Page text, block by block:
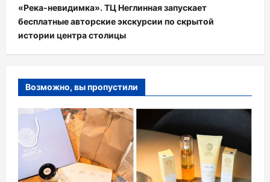
«Река-невидимка». ТЦ Неглинная запускает
бесплатные авторские экскурсии по скрытой
истории центра столицы
Возможно, вы пропустили